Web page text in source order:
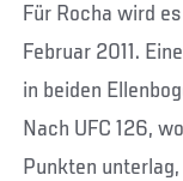
Für Rocha wird
Februar 2011.
in beiden
Nach UFC 126,
Punkten